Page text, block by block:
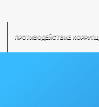
ПРОТИВОДЕЙСТВИЕ